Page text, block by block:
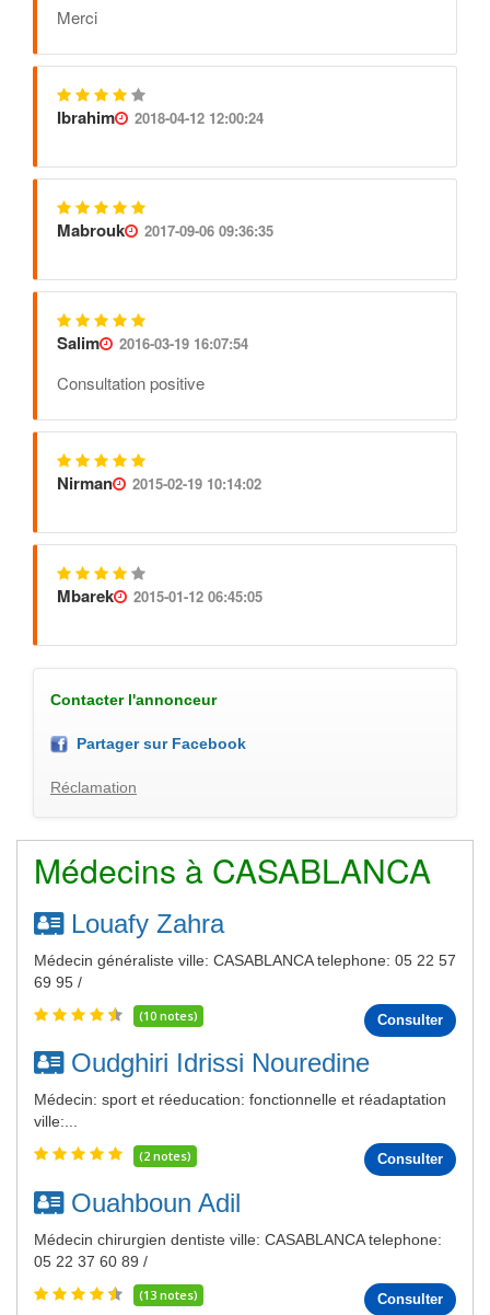
Merci
Ibrahim 2018-04-12 12:00:24
Mabrouk 2017-09-06 09:36:35
Salim 2016-03-19 16:07:54
Consultation positive
Nirman 2015-02-19 10:14:02
Mbarek 2015-01-12 06:45:05
Contacter l'annonceur
Partager sur Facebook
Réclamation
Médecins à CASABLANCA
Louafy Zahra
Médecin généraliste ville: CASABLANCA telephone: 05 22 57
69 95 /
(10 notes) Consulter
Oudghiri Idrissi Nouredine
Médecin: sport et réeducation: fonctionnelle et réadaptation
ville:...
(2 notes) Consulter
Ouahboun Adil
Médecin chirurgien dentiste ville: CASABLANCA telephone:
05 22 37 60 89 /
(13 notes) Consulter